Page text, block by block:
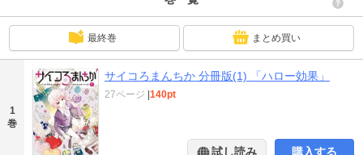
最終巻 まとめ買い
1
巻
サイコろまんちか 分冊版(1) 「ハロー効果」
27ページ |140pt
試し読み 購入する